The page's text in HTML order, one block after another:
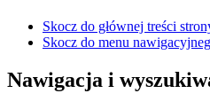
Skocz do głównej treści
Skocz do menu
Nawigacja i